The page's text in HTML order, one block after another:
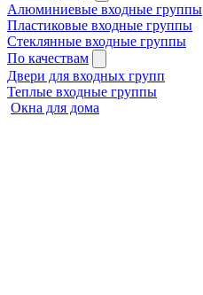
Алюминиевые входные группы
Пластиковые входные группы
Стеклянные входные группы
По качествам
Двери для входных групп
Теплые входные группы
Окна для дома